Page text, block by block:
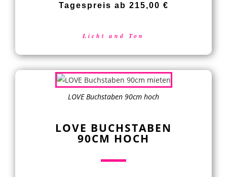
Tagespreis ab 215,00 €
Licht und Ton
LOVE Buchstaben 90cm hoch
LOVE BUCHSTABEN
90CM HOCH